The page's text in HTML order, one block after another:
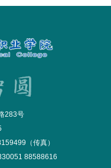
283号
（传真）
88588616